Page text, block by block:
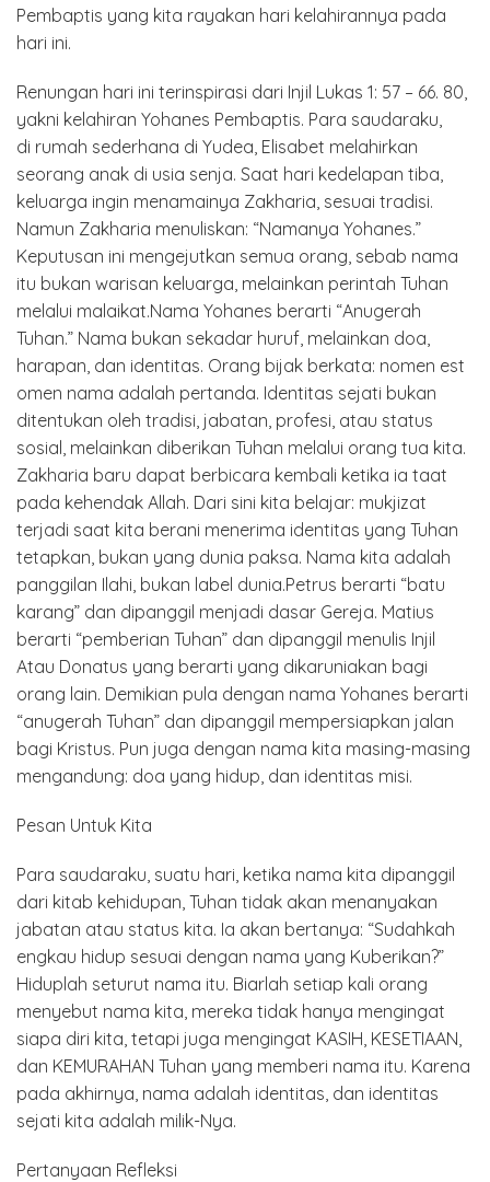
Pembaptis yang kita rayakan hari kelahirannya pada
hari ini.
Renungan hari ini terinspirasi dari Injil Lukas 1: 57 – 66. 80,
yakni kelahiran Yohanes Pembaptis. Para saudaraku,
di rumah sederhana di Yudea, Elisabet melahirkan
seorang anak di usia senja. Saat hari kedelapan tiba,
keluarga ingin menamainya Zakharia, sesuai tradisi.
Namun Zakharia menuliskan: “Namanya Yohanes.”
Keputusan ini mengejutkan semua orang, sebab nama
itu bukan warisan keluarga, melainkan perintah Tuhan
melalui malaikat.Nama Yohanes berarti “Anugerah
Tuhan.” Nama bukan sekadar huruf, melainkan doa,
harapan, dan identitas. Orang bijak berkata: nomen est
omen nama adalah pertanda. Identitas sejati bukan
ditentukan oleh tradisi, jabatan, profesi, atau status
sosial, melainkan diberikan Tuhan melalui orang tua kita.
Zakharia baru dapat berbicara kembali ketika ia taat
pada kehendak Allah. Dari sini kita belajar: mukjizat
terjadi saat kita berani menerima identitas yang Tuhan
tetapkan, bukan yang dunia paksa. Nama kita adalah
panggilan Ilahi, bukan label dunia.Petrus berarti “batu
karang” dan dipanggil menjadi dasar Gereja. Matius
berarti “pemberian Tuhan” dan dipanggil menulis Injil
Atau Donatus yang berarti yang dikaruniakan bagi
orang lain. Demikian pula dengan nama Yohanes berarti
“anugerah Tuhan” dan dipanggil mempersiapkan jalan
bagi Kristus. Pun juga dengan nama kita masing-masing
mengandung: doa yang hidup, dan identitas misi.
Pesan Untuk Kita
Para saudaraku, suatu hari, ketika nama kita dipanggil
dari kitab kehidupan, Tuhan tidak akan menanyakan
jabatan atau status kita. Ia akan bertanya: “Sudahkah
engkau hidup sesuai dengan nama yang Kuberikan?”
Hiduplah seturut nama itu. Biarlah setiap kali orang
menyebut nama kita, mereka tidak hanya mengingat
siapa diri kita, tetapi juga mengingat KASIH, KESETIAAN,
dan KEMURAHAN Tuhan yang memberi nama itu. Karena
pada akhirnya, nama adalah identitas, dan identitas
sejati kita adalah milik-Nya.
Pertanyaan Refleksi